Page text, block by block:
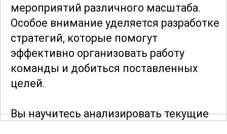
мероприятий различного масштаба.
Особое внимание уделяется разработке
стратегий, которые помогут
эффективно организовать работу
команды и добиться поставленных
целей.
Вы научитесь анализировать текущие